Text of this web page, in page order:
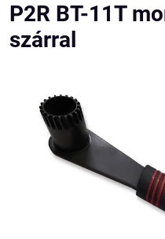
P2R BT-11T
szárral